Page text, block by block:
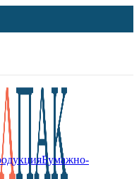
Бумажно-